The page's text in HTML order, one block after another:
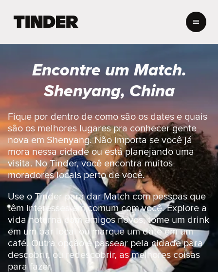
a
n
i
c
i
a
d
o
T
i
n
d
e
r
Encontre um Match.
Shenyang, China
Fique por dentro de como são os dates e quais
são os melhores lugares pra conhecer gente
nova em Shenyang. Não importa se você já
mora nessa cidade ou está planejando uma
visita. No Tinder, você encontra muitos
moradores locais perto de você.
Use o Tinder para dar Match com pessoas que
têm interesses em comum com você. Explore a
vida noturna com amigos novos, tome um drink
em um bar local ou marque um date em um
café. Outra opção é passear pela cidade para
descobrir, ou redescobrir, as melhores coisas
para fazer.